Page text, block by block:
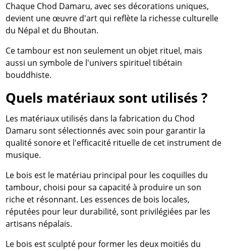
Chaque Chod Damaru, avec ses décorations uniques,
devient une œuvre d'art qui reflète la richesse culturelle
du Népal et du Bhoutan.
Ce tambour est non seulement un objet rituel, mais
aussi un symbole de l'univers spirituel tibétain
bouddhiste.
Quels matériaux sont utilisés ?
Les matériaux utilisés dans la fabrication du Chod
Damaru sont sélectionnés avec soin pour garantir la
qualité sonore et l'efficacité rituelle de cet instrument de
musique.
Le bois est le matériau principal pour les coquilles du
tambour, choisi pour sa capacité à produire un son
riche et résonnant. Les essences de bois locales,
réputées pour leur durabilité, sont privilégiées par les
artisans népalais.
Le bois est sculpté pour former les deux moitiés du